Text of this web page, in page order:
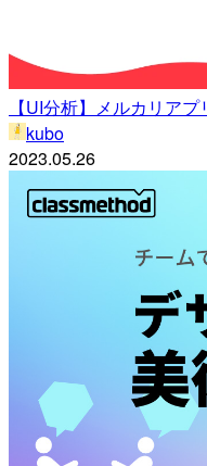
【UI分析】メルカリア
kubo
2023.05.26